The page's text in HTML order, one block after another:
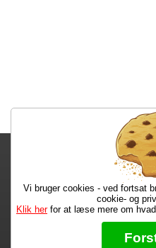
Fragtgebyret er DKK 59,95 •
DKK
Bestiller du i dag, har
Max 50 kr.
Læs hvad vores
Vi bruger cookies - ved fortsat
cookie- og
Klik herfor at læse mere om hvad